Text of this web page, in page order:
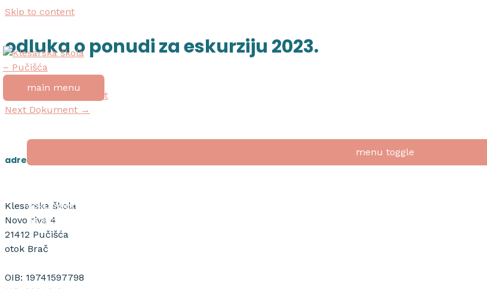
Skip to content
main menu
početna
menu toggle
dokumenti
natječaji
odluka o ponudi za eskurziju 2023.
Previous Dokument
Next Dokument →
adresa
Klesarska škola
Novo riva 4
21412 Pučišća
otok Brač
OIB: 19741597798